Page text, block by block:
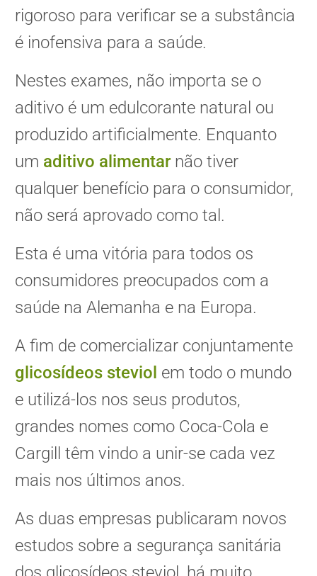
rigoroso para verificar se a substância
é inofensiva para a saúde.
Nestes exames, não importa se o
aditivo é um edulcorante natural ou
produzido artificialmente. Enquanto
um aditivo alimentarnão tiver
qualquer benefício para o consumidor,
não será aprovado como tal.
Esta é uma vitória para todos os
consumidores preocupados com a
saúde na Alemanha e na Europa.
A fim de comercializar conjuntamente
glicosídeos steviol em todo o mundo
e utilizá-los nos seus produtos,
grandes nomes como Coca-Cola e
Cargill têm vindo a unir-se cada vez
mais nos últimos anos.
As duas empresas publicaram novos
estudos sobre a segurança sanitária